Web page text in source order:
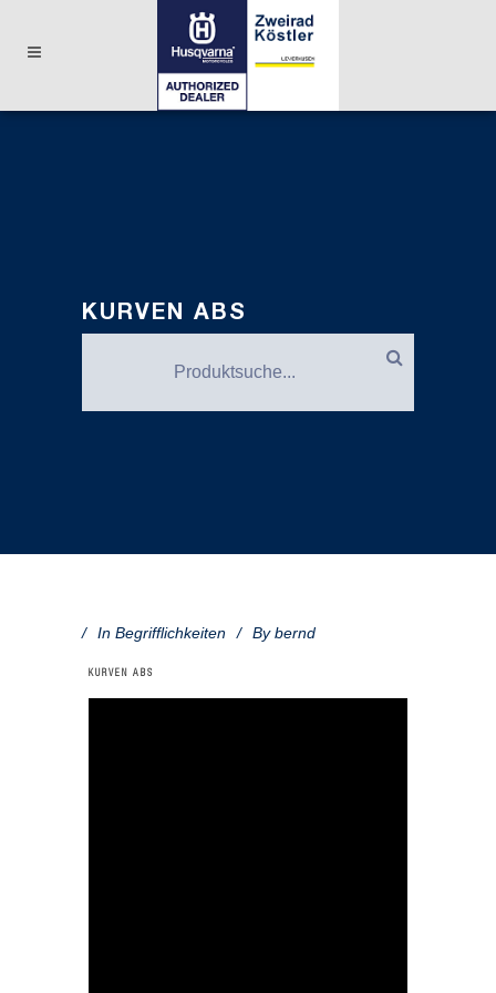
KURVEN ABS
In Begrifflichkeiten By bernd
KURVEN ABS